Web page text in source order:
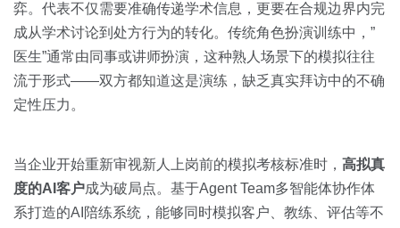
弈。代表不仅需要准确传递学术信息，更要在合规边界内完
成从学术讨论到处方行为的转化。传统角色扮演训练中，”
医生”通常由同事或讲师扮演，这种熟人场景下的模拟往往
流于形式——双方都知道这是演练，缺乏真实拜访中的不确
定性压力。
当企业开始重新审视新人上岗前的模拟考核标准时， 高拟真
度的AI客户成为破局点。基于Agent Team多智能体协作体
系打造的AI陪练系统，能够同时模拟客户、教练、评估等不